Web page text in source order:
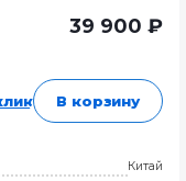
39 900 ₽
В корзину
Китай